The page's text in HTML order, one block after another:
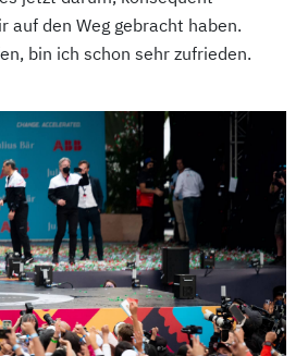
auf den Weg gebracht haben.
bin ich schon sehr zufrieden.